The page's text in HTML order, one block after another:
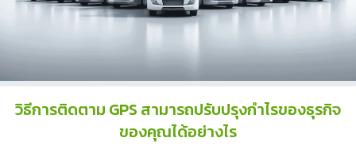
วิธีการติดตาม GPS สามารถปรับปรุงกำไรของธุรกิจ
ของคุณได้อย่างไร